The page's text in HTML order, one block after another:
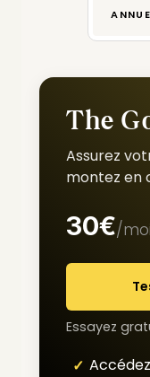
The
Assurez
montez en
30€/
Essayez